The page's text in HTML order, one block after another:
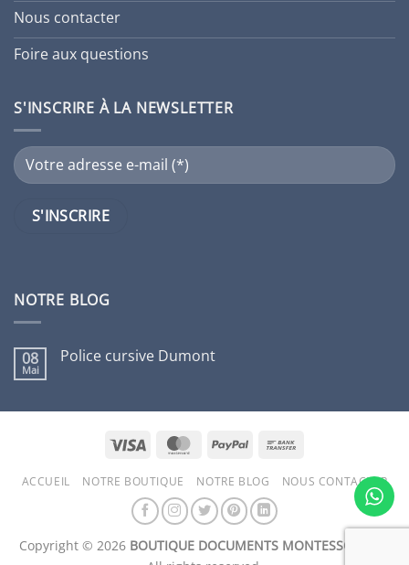
Nous contacter
Foire aux questions
S'INSCRIRE À LA NEWSLETTER
NOTRE BLOG
08
Mai
Police cursive Dumont
Police
Visa MasterCardPayPal
ACCUEIL NOTRE BOUTIQUE NOTRE BLOG NOUS CONTACTER
Copyright © 2026 BOUTIQUE DOCUMENTS MONTESSORI Inc.